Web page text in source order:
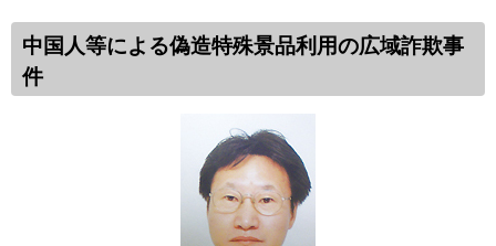
中国人等による偽造特殊景品利用の広域詐欺事
件